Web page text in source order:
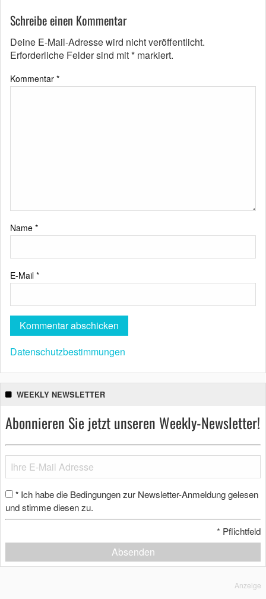
Schreibe einen Kommentar
Deine E-Mail-Adresse wird nicht veröffentlicht.
Erforderliche Felder sind mit* markiert.
Kommentar *
Name *
E-Mail *
Datenschutzbestimmungen
WEEKLY NEWSLETTER
Abonnieren Sie jetzt unseren Weekly-Newsletter!
* Ich habe die Bedingungen zur Newsletter-Anmeldung gelesen
und stimme diesen zu.
* Pflichtfeld
Absenden
Anzeige